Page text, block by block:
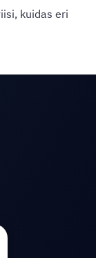
kuidas eri